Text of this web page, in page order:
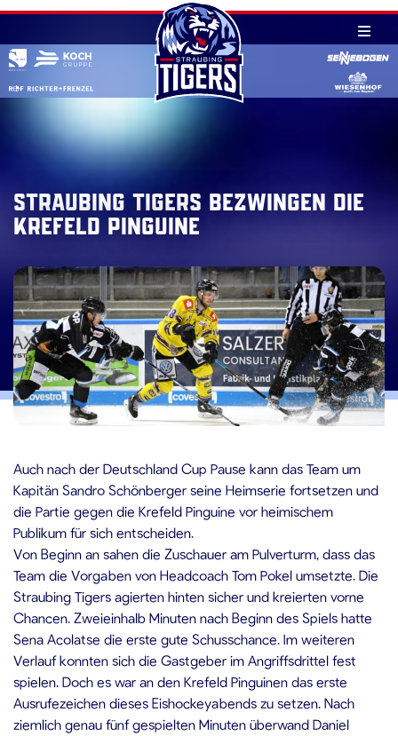
Skip
content
Straubing Tigers bezwingen die
Krefeld Pinguine
Auch nach der Deutschland Cup Pause kann das Team um
Kapitän Sandro Schönberger seine Heimserie fortsetzen und
die Partie gegen die Krefeld Pinguine vor heimischem
Publikum für sich entscheiden.
Von Beginn an sahen die Zuschauer am Pulverturm, dass das
Team die Vorgaben von Headcoach Tom Pokel umsetzte. Die
Straubing Tigers agierten hinten sicher und kreierten vorne
Chancen. Zweieinhalb Minuten nach Beginn des Spiels hatte
Sena Acolatse die erste gute Schusschance. Im weiteren
Verlauf konnten sich die Gastgeber im Angriffsdrittel fest
spielen. Doch es war an den Krefeld Pinguinen das erste
Ausrufezeichen dieses Eishockeyabends zu setzen. Nach
ziemlich genau fünf gespielten Minuten überwand Daniel